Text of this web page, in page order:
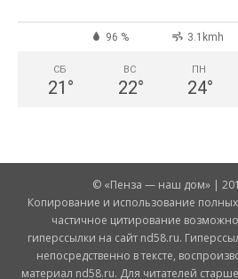
96 % 3.1kmh
СБ
21 °
ВС
22°
ПН
24°
© «Пенза — наш дом» |
Копирование и использование
частичное цитирование
гиперссылки на сайт nd58.ru.
непосредственно в тексте,
материал nd58.ru. Для читателей